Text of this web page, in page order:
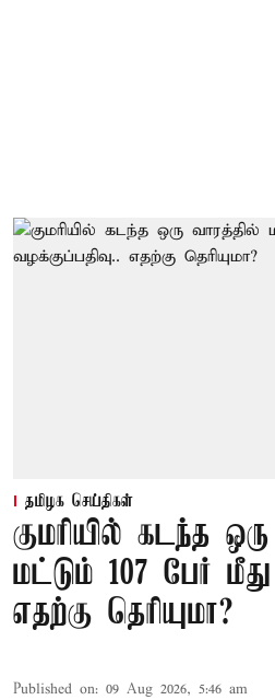
தமிழக செய்திகள்
குமரியில் கடந்த
மட்டும் 107 பேர்
எதற்கு தெரியுமா?
Published on: 09 Aug 2026, 5:46 am